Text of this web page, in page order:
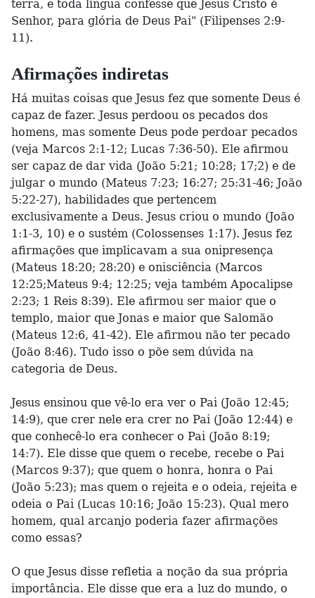
terra, e toda língua confesse que Jesus Cristo é
Senhor, para glória de Deus Pai" (Filipenses 2:9-
11).
Afirmações indiretas
Há muitas coisas que Jesus fez que somente Deus é
capaz de fazer. Jesus perdoou os pecados dos
homens, mas somente Deus pode perdoar pecados
(veja Marcos 2:1-12; Lucas 7:36-50). Ele afirmou
ser capaz de dar vida (João 5:21; 10:28; 17;2) e de
julgar o mundo (Mateus 7:23; 16:27; 25:31-46; João
5:22-27), habilidades que pertencem
exclusivamente a Deus. Jesus criou o mundo (João
1:1-3, 10) e o sustém (Colossenses 1:17). Jesus fez
afirmações que implicavam a sua onipresença
(Mateus 18:20; 28:20) e onisciência (Marcos
12:25;Mateus 9:4; 12:25; veja também Apocalipse
2:23; 1 Reis 8:39). Ele afirmou ser maior que o
templo, maior que Jonas e maior que Salomão
(Mateus 12:6, 41-42). Ele afirmou não ter pecado
(João 8:46). Tudo isso o põe sem dúvida na
categoria de Deus.
Jesus ensinou que vê-lo era ver o Pai (João 12:45;
14:9), que crer nele era crer no Pai (João 12:44) e
que conhecê-lo era conhecer o Pai (João 8:19;
14:7). Ele disse que quem o recebe, recebe o Pai
(Marcos 9:37); que quem o honra, honra o Pai
(João 5:23); mas quem o rejeita e o odeia, rejeita e
odeia o Pai (Lucas 10:16; João 15:23). Qual mero
homem, qual arcanjo poderia fazer afirmações
como essas?
O que Jesus disse refletia a noção da sua própria
importância. Ele disse que era a luz do mundo, o